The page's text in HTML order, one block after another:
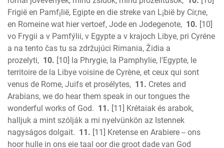
Frigië en Pamf¡lië, Egipte en die streke van L¡bië by Cir,ne,
en Romeine wat hier vertoef, Jode en Jodegenote, 10. [10]
vo Frygii a v Pamfýlii, v Egypte a v krajoch Libye, pri Cyréne
a na tento čas tu sa zdržujúci Rimania, Židia a
prozelyti, 10. [10] la Phrygie, la Pamphylie, l'Egypte, le
territoire de la Libye voisine de Cyrène, et ceux qui sont
venus de Rome, Juifs et prosélytes, 11. Cretes and
Arabians, we do hear them speak in our tongues the
wonderful works of God. 11. [11] Krétaiak és arabok,
halljuk a mint szólják a mi nyelvünkön az Istennek
nagyságos dolgait. 11. [11] Kretense en Arabiere -- ons
hoor hulle in ons eie taal oor die groot dade van God